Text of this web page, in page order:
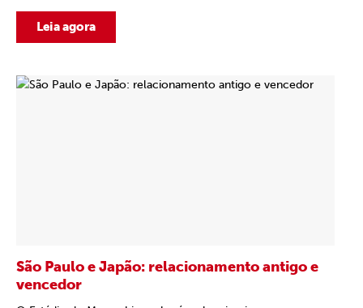
Leia agora
São Paulo e Japão: relacionamento antigo e
vencedor